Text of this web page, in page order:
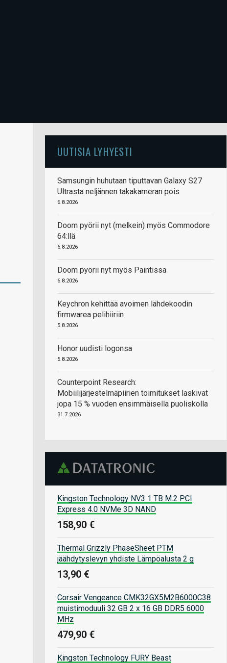
UUTISIA LYHYESTI
Samsungin huhutaan tiputtavan Galaxy S27
Ultrasta neljännen takakameran pois
6.8.2026
Doom pyörii nyt (melkein) myös Commodore
64:llä
6.8.2026
Doom pyörii nyt myös Paintissa
6.8.2026
Keychron kehittää avoimen lähdekoodin
firmwarea pelihiiriin
5.8.2026
Honor uudisti logonsa
5.8.2026
Counterpoint Research:
Mobiilijärjestelmäpiirien toimitukset laskivat
jopa 15 % vuoden ensimmäisellä puoliskolla
31.7.2026
Kingston Technology NV3 1 TB M.2 PCI
Express 4.0 NVMe 3D NAND
158,90 €
Thermal Grizzly PhaseSheet PTM
jäähdytyslevyn yhdiste Lämpöalusta 2 g
13,90 €
Corsair Vengeance CMK32GX5M2B6000C38
muistimoduuli 32 GB 2 x 16 GB DDR5 6000
MHz
479,90 €
Kingston Technology FURY Beast